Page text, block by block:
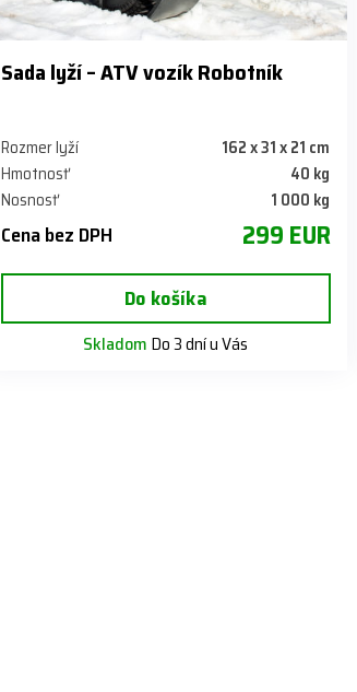
Sada lyží – ATV vozík Robotník
Rozmer lyží
162 x 31 x 21 cm
Hmotnosť
40 kg
Nosnosť
1 000 kg
Cena bez DPH 299 EUR
Do košíka
Skladom Do 3 dní u Vás